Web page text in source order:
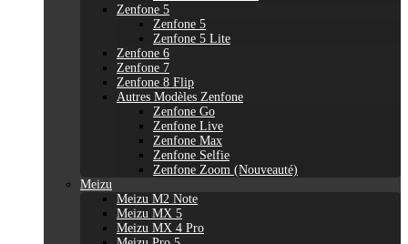
Zenfone 5
Zenfone 5
Zenfone 5 Lite
Zenfone 6
Zenfone 7
Zenfone 8 Flip
Autres Modèles Zenfone
Zenfone Go
Zenfone Live
Zenfone Max
Zenfone Selfie
Zenfone Zoom (Nouveauté)
Meizu
Meizu M2 Note
Meizu MX 5
Meizu MX 4 Pro